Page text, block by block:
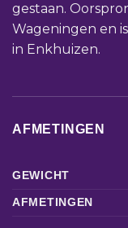
gestaan.
Wageningen en
in Enkhuizen.
AFMETINGEN
GEWICHT
AFMETINGEN